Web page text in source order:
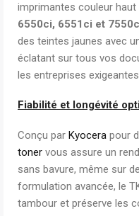
imprimantes couleur haut
6550ci, 6551ci et
des teintes jaunes avec
éclatant sur tous vos
les entreprises
Fiabilité et longévité
Conçu par Kyocera pour
toner vous assure un
sans bavure, même sur
formulation avancée, le
tambour et préserve les